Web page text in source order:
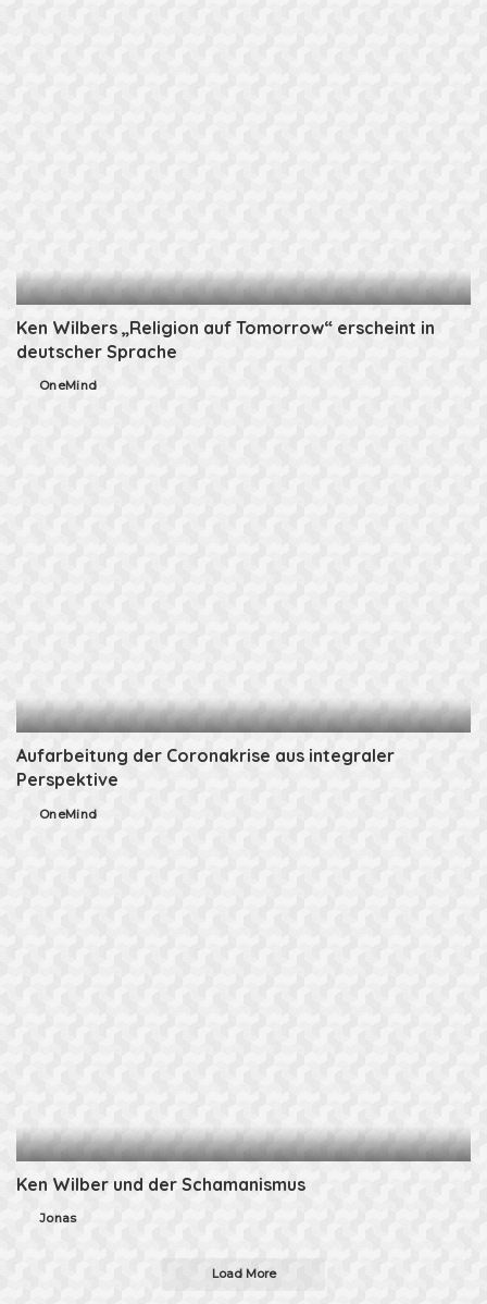
Ken Wilbers „Religion auf Tomorrow“ erscheint in
deutscher Sprache
Posted
OneMind
Aufarbeitung der Coronakrise aus integraler
Perspektive
Posted
OneMind
Ken Wilber und der Schamanismus
Posted
Jonas
Load More